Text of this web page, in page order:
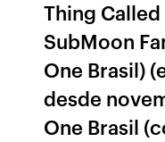
Thing
SubMoon
One Brasil)
desde
One Brasil